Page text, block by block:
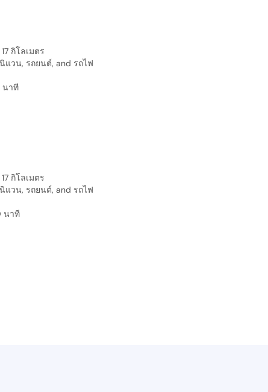
กิโลเมตร
แวน, รถยนต์, and รถไฟ
นาที
กิโลเมตร
แวน, รถยนต์, and รถไฟ
นาที